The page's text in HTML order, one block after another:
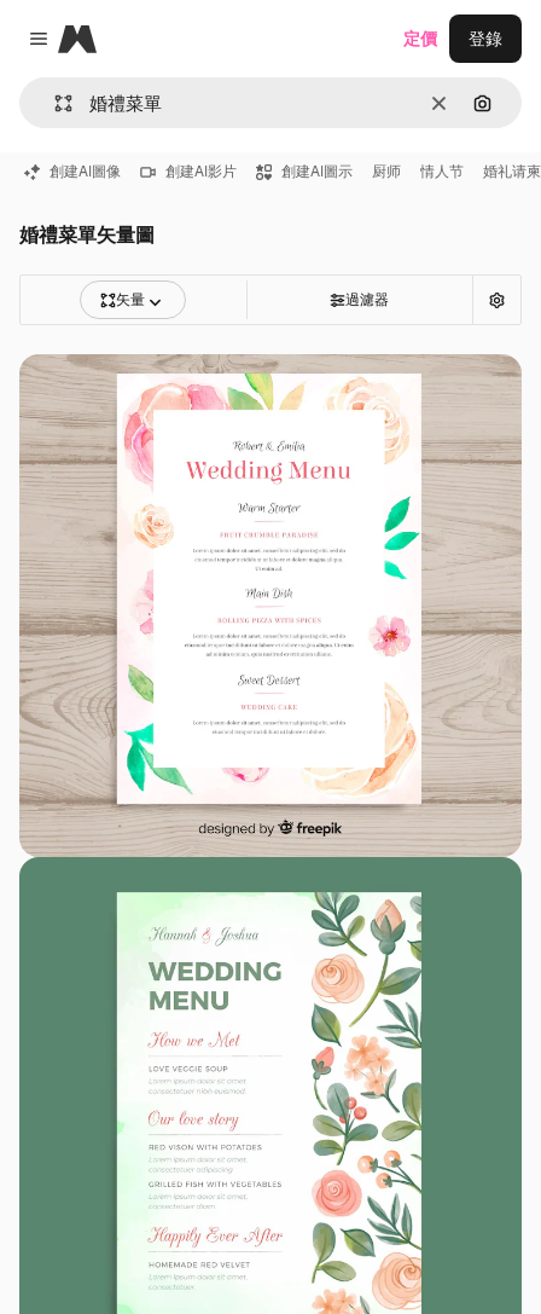
Close menu
Magnific
清除 通過圖
定價 登錄
創建AI圖像 創建AI影片 創建AI圖示 厨师 情人节 婚礼请柬
婚禮菜單矢量圖
矢量 過濾器